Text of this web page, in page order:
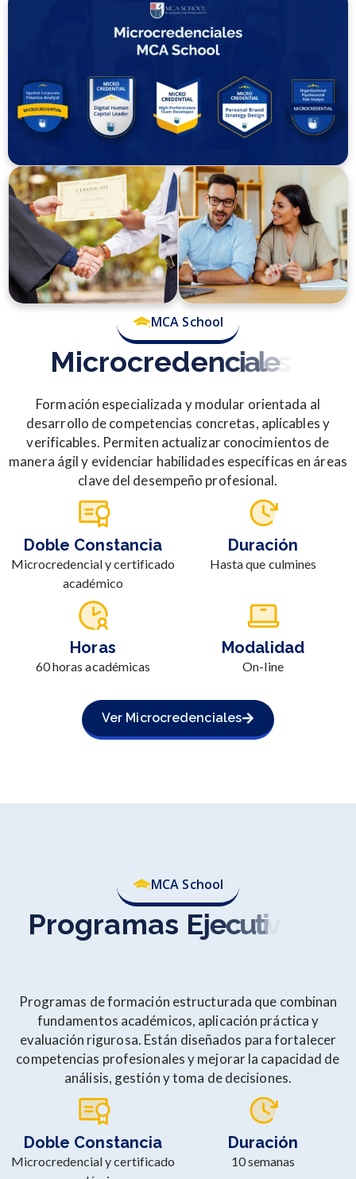
MCA School
Microcredenciale
Formación especializada y modular orientada al
desarrollo de competencias concretas, aplicables y
verificables. Permiten actualizar conocimientos de
manera ágil y evidenciar habilidades específicas en áreas
clave del desempeño profesional.
Doble Constancia
Microcredencial y certificado
académico
Duración
Hasta que culmines
Horas
60 horas académicas
Modalidad
On-line
Ver Microcredenciales
MCA School
Programas Ejecut
Programas de formación estructurada que combinan
fundamentos académicos, aplicación práctica y
evaluación rigurosa. Están diseñados para fortalecer
competencias profesionales y mejorar la capacidad de
análisis, gestión y toma de decisiones.
Doble Constancia
Microcredencial y certificado
Duración
10 semanas